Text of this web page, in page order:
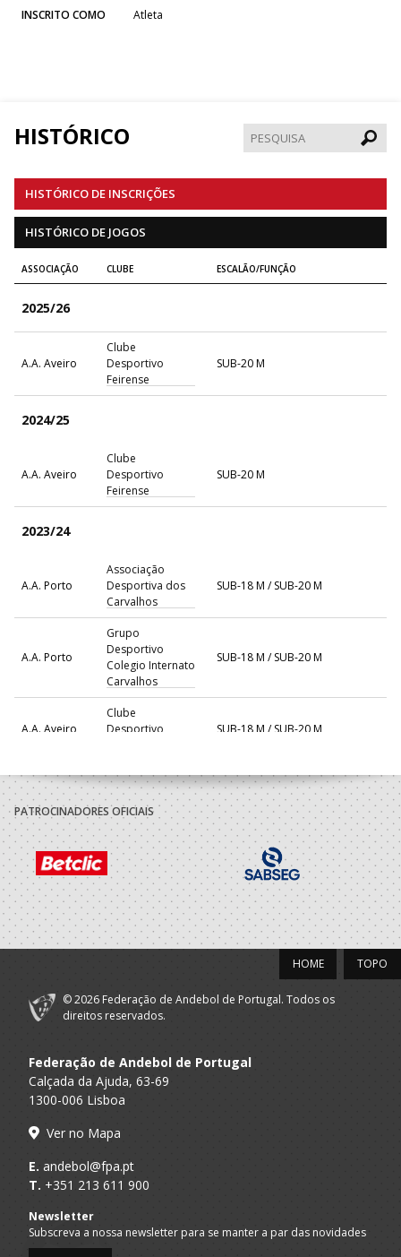
INSCRITO COMO Atleta
HISTÓRICO
HISTÓRICO DE INSCRIÇÕES
HISTÓRICO DE JOGOS
ASSOCIAÇÃO CLUBE ESCALÃO/FUNÇÃO
2025/26
A.A. Aveiro
Clube
Desportivo
Feirense
SUB-20 M
2024/25
A.A. Aveiro
Clube
Desportivo
Feirense
SUB-20 M
2023/24
A.A. Porto
Associação
Desportiva dos
Carvalhos
SUB-18 M / SUB-20 M
A.A. Porto
Grupo
Desportivo
Colegio Internato
Carvalhos
SUB-18 M / SUB-20 M
A.A. Aveiro
Clube
Desportivo
SUB-18 M / SUB-20 M
2022/23
A.A. Porto
Associação
Desportiva dos
Carvalhos
SUB-18 M / SUB-20 M
A.A. Porto
Grupo
Desportivo
Colegio Internato
Carvalhos
SUB-18 M / SUB-20 M
Grupo
Carvalhos
2020/21
A.A. Aveiro
Clube
Desportivo
Feirense
2019/20
Clube
PATROCINADORES OFICIAIS
TOPO
HOME
© 2026 Federação de Andebol de Portugal. Todos os
direitos reservados.
Federação de Andebol de Portugal
Calçada da Ajuda, 63-69
1300-006 Lisboa
Ver no Mapa
E. andebol@fpa.pt
T. +351 213 611 900
Newsletter
Subscreva a nossa newsletter para se manter a par das novidades